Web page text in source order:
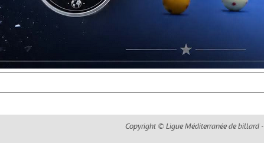
Copyright © Ligue Méditerranée de billard -